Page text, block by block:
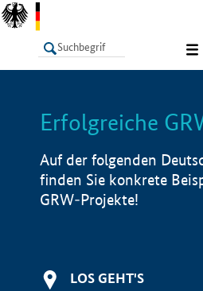
LISTE
Erfolgreiche
Auf der folgenden
finden Sie konkrete
GRW-Projekte!
LOS GEHT'S